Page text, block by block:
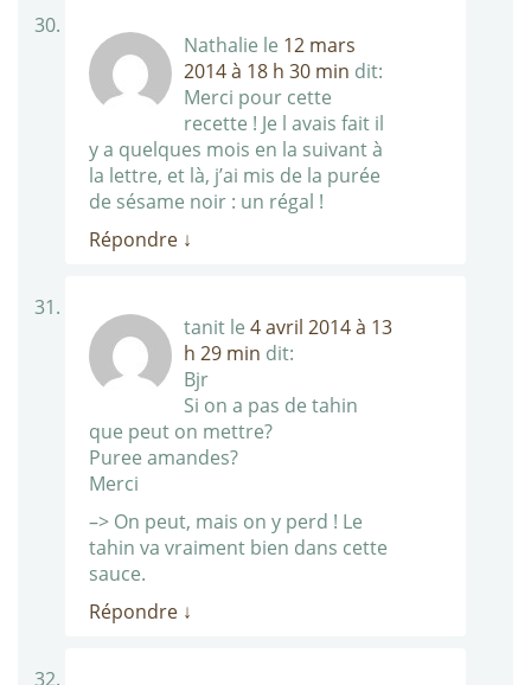
Nathalie le 12 mars
2014 à 18 h 30 min dit:
Merci pour cette
recette ! Je l avais fait il
y a quelques mois en la suivant à
la lettre, et là, j’ai mis de la purée
de sésame noir : un régal !
Répondre ↓
tanit le 4 avril 2014 à 13
h 29 min dit:
Bjr
Si on a pas de tahin
que peut on mettre?
Puree amandes?
Merci
–> On peut, mais on y perd ! Le
tahin va vraiment bien dans cette
sauce.
Répondre ↓